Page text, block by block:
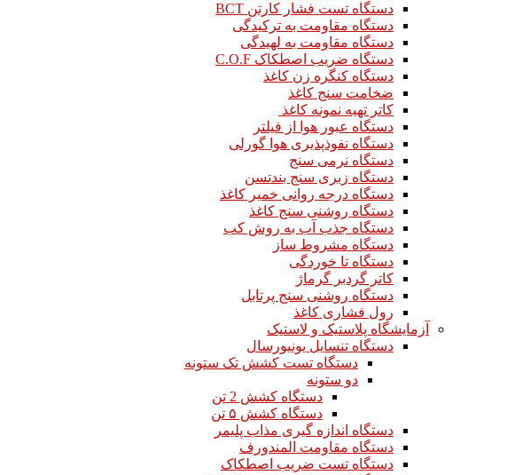
دستگاه تست فشار کارتن BCT
دستگاه مقاومت به ترکیدگی
دستگاه مقاومت به لهیدگی
دستگاه ضریب اصطکاک C.O.F
دستگاه کنگره زن کاغذ
ضخامت سنج کاغذ
کاتر تهیه نمونه کاغذ
دستگاه عبور هوا از فیلتر
دستگاه نفوذپذیری هوا گورلی
دستگاه نرمی سنج
دستگاه زبری سنج بندتسن
دستگاه درجه روانی خمیر کاغذ
دستگاه روشنی سنج کاغذ
دستگاه جذب آب به روش کب
دستگاه مشروط ساز
دستگاه تا خوردگی
کاتر گردبر گرماژ
دستگاه روشنی سنج پرتابل
رول فشاری کاغذ
آزمایشگاه پلاستیک و لاستیک
دستگاه تنسایل یونیورسال
دستگاه تست کشش تک ستونه
دو ستونه
دستگاه کشش 2 تن
دستگاه کشش ۵ تن
دستگاه اندازه گیری مذاب پلیمر
دستگاه مقاومت المندورف
دستگاه تست ضریب اصطکاک